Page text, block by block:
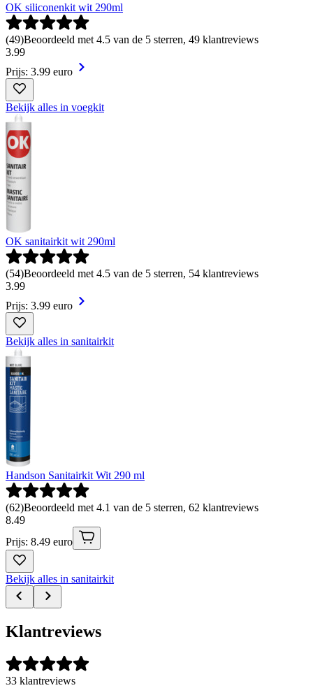
OK siliconenkit wit 290ml
(49)Beoordeeld met 4.5 van de 5 sterren, 49 klantreviews
3.99
Prijs: 3.99 euro
Bekijk alles in voegkit
OK sanitairkit wit 290ml
(54)Beoordeeld met 4.5 van de 5 sterren, 54 klantreviews
3.99
Prijs: 3.99 euro
Bekijk alles in sanitairkit
Handson Sanitairkit Wit 290 ml
(62)Beoordeeld met 4.1 van de 5 sterren, 62 klantreviews
8.49
Prijs: 8.49 euro
Bekijk alles in sanitairkit
Klantreviews
33 klantreviews